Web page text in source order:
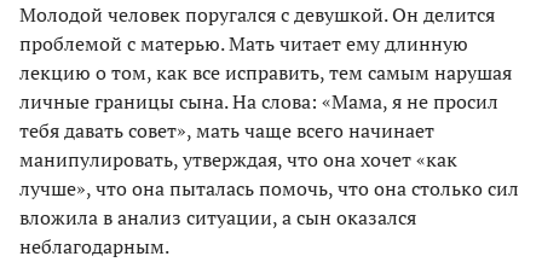
Молодой человек поругался с девушкой. Он делится
проблемой с матерью. Мать читает ему длинную
лекцию о том, как все исправить, тем самым нарушая
личные границы сына. На слова: «Мама, я не просил
тебя давать совет», мать чаще всего начинает
манипулировать, утверждая, что она хочет «как
лучше», что она пыталась помочь, что она столько сил
вложила в анализ ситуации, а сын оказался
неблагодарным.